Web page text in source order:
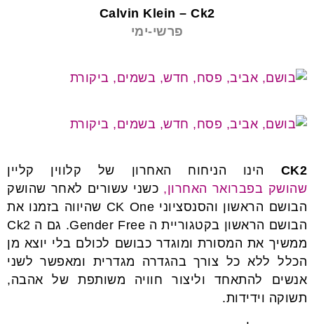
Calvin Klein – Ck2
פרשי-ימי
CK2 הינו הניחוח האחרון של קלווין קליין
שהושק בפברואר האחרון, כשני עשורים לאחר שהושק
הבושם הראשון והסנסציוני CK One שהיווה בזמנו את
הבושם הראשון בקטגוריית ה Gender Free. גם ה Ck2
ממשיך את המסורת ומוגדר כבושם לכולם בלי יוצא מן
הכלל ללא כל צורך בהגדרה מגדרית ומאפשר לשני
אנשים להתאחד וליצור חוויה משותפת של אהבה,
תשוקה וידידות.